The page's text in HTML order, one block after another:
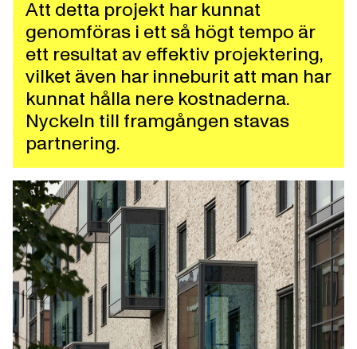
Att detta projekt har kunnat
genomföras i ett så högt tempo är
ett resultat av effektiv projektering,
vilket även har inneburit att man har
kunnat hålla nere kostnaderna.
Nyckeln till framgången stavas
partnering.